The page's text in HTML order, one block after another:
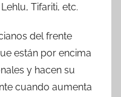
Tifariti, etc.
del frente
están por encima
y hacen su
cuando aumenta